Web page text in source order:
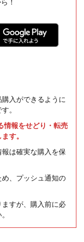
！
入ができるように
。
情報をせどり・転売
す。
は確実な購入を保
、プッシュ通知の
すが、購入前に必